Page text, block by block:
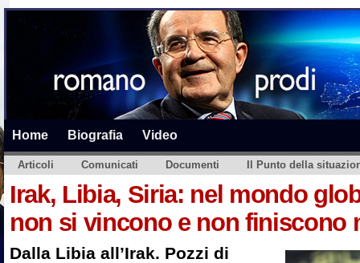
Home Biografia Video
Articoli Comunicati Documenti Il Punto della
Irak, Libia, Siria: nel mondo
non si vincono e non finiscono
Dalla Libia all’Irak. Pozzi di